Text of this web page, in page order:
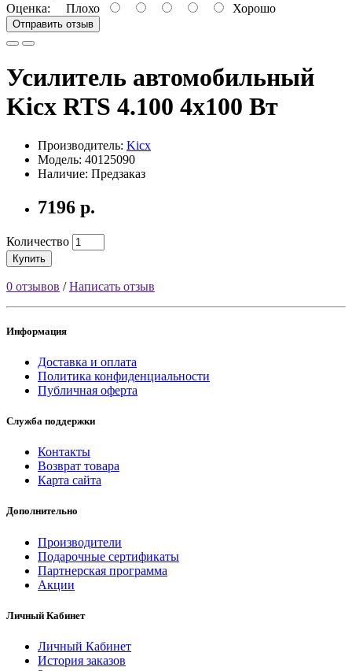
Оценка: Плохо Хорошо
Отправить отзыв
Усилитель автомобильный
Kicx RTS 4.100 4x100 Вт
Производитель: Kicx
Модель: 40125090
Наличие: Предзаказ
7196 р.
Количество
Купить
0 отзывов /Написать отзыв
Информация
Доставка и оплата
Политика конфиденциальности
Публичная оферта
Служба поддержки
Контакты
Возврат товара
Карта сайта
Дополнительно
Производители
Подарочные сертификаты
Партнерская программа
Акции
Личный Кабинет
Личный Кабинет
История заказов